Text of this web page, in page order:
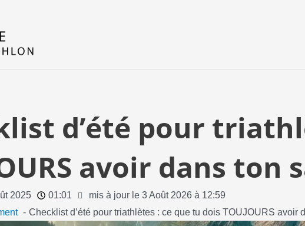
d’été pour
avoir dans ton
2025 01:01
mis à jour le 3 Août 2026 à 12:59
Checklist d’été pour triathlètes : ce que tu dois TOUJOURS avoir